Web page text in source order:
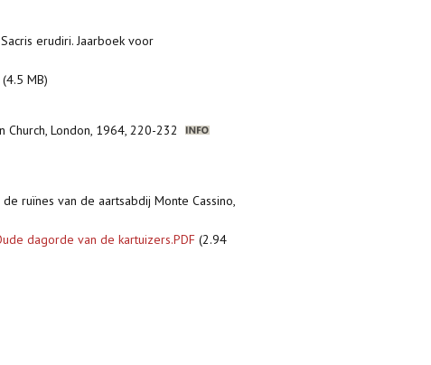
erudiri. Jaarboek voor
(4.5 MB)
Church, London, 1964, 220-232
ruïnes van de aartsabdij Monte Cassino,
dagorde van de kartuizers.PDF (2.94